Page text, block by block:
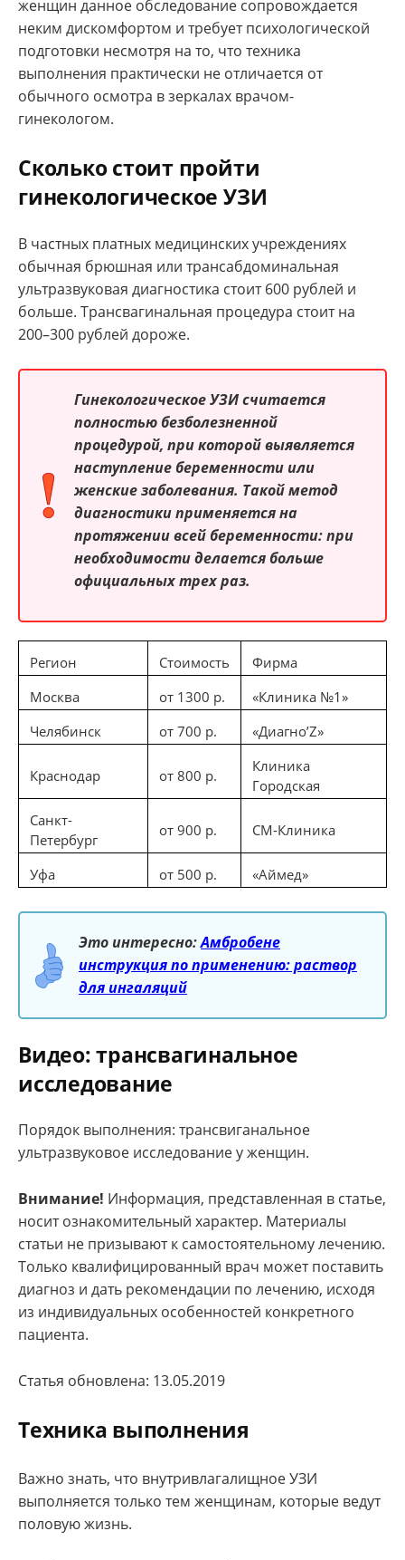
женщин данное обследование сопровождается
неким дискомфортом и требует психологической
подготовки несмотря на то, что техника
выполнения практически не отличается от
обычного осмотра в зеркалах врачом-
гинекологом.
Сколько стоит пройти
гинекологическое УЗИ
В частных платных медицинских учреждениях
обычная брюшная или трансабдоминальная
ультразвуковая диагностика стоит 600 рублей и
больше. Трансвагинальная процедура стоит на
200–300 рублей дороже.
Гинекологическое УЗИ считается
полностью безболезненной
процедурой, при которой выявляется
наступление беременности или
женские заболевания. Такой метод
диагностики применяется на
протяжении всей беременности: при
необходимости делается больше
официальных трех раз.
Регион Стоимость
Фирма
Москва
от 1300 р.
«Клиника №1»
Челябинск
от 700 р. «Диагно’Z»
Краснодар от 800 р.
Клиника
Городская
Санкт-
Петербург
от 900 р. СМ-Клиника
Уфа от 500 р. «Аймед»
Это интересно:Амбробене
инструкция по применению: раствор
для ингаляций
Видео: трансвагинальное
исследование
Порядок выполнения: трансвиганальное
ультразвуковое исследование у женщин.
Внимание! Информация, представленная в статье,
носит ознакомительный характер. Материалы
статьи не призывают к самостоятельному лечению.
Только квалифицированный врач может поставить
диагноз и дать рекомендации по лечению, исходя
из индивидуальных особенностей конкретного
пациента.
Статья обновлена: 13.05.2019
Техника выполнения
Важно знать, что внутривлагалищное УЗИ
выполняется только тем женщинам, которые ведут
половую жизнь.